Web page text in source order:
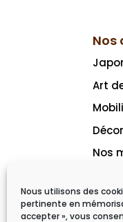
Nous utilisons des
pertinente en
accepter », vous
Nos
Art
Nos